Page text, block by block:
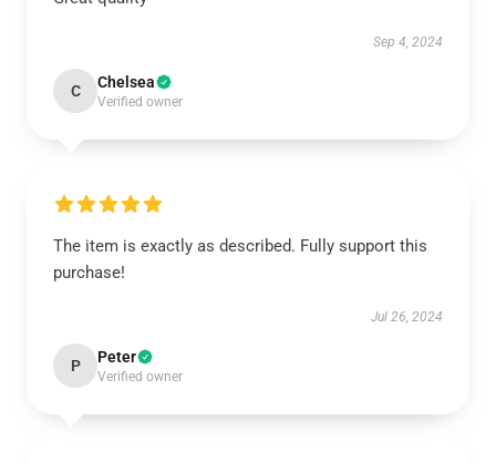
Sep 4, 2024
C Chelsea
Verified owner
The item is exactly as described. Fully support this
purchase!
Jul 26, 2024
P Peter
Verified owner